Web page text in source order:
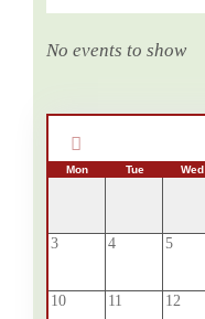
No events to show
Mon Tue Wed
3 4 5
10 11 12